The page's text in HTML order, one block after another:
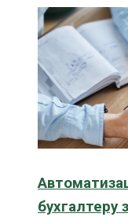
бухгалтеру